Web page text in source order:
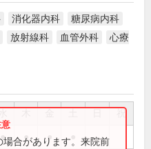
消化器内科
糖尿病内科
放射線科 血管外科
心療
祝
● ● ●
合があります。来院前